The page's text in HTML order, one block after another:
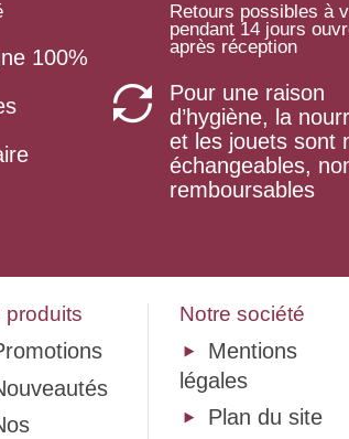
100%
Retours possibles à
pendant 14 jours
après réception
Pour une raison
d’hygiène, la
et les jouets sont
échangeables,
remboursables
produits Notre société
Mentions
légales
Plan du site